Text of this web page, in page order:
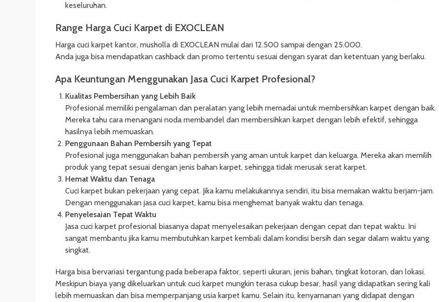
keseluruhan.
Range Harga Cuci Karpet di EXOCLEAN
Harga cuci karpet kantor, musholla di EXOCLEAN mulai dari 12.500 sampai dengan 25.000.
Anda juga bisa mendapatkan cashback dan promo tertentu sesuai dengan syarat dan ketentuan yang berlaku.
Apa Keuntungan Menggunakan Jasa Cuci Karpet Profesional?
Kualitas Pembersihan yang Lebih Baik
Profesional memiliki pengalaman dan peralatan yang lebih memadai untuk membersihkan karpet dengan baik.
Mereka tahu cara menangani noda membandel dan membersihkan karpet dengan lebih efektif, sehingga
hasilnya lebih memuaskan.
Penggunaan Bahan Pembersih yang Tepat
Profesional juga menggunakan bahan pembersih yang aman untuk karpet dan keluarga. Mereka akan memilih
produk yang tepat sesuai dengan jenis bahan karpet, sehingga tidak merusak serat karpet.
Hemat Waktu dan Tenaga
Cuci karpet bukan pekerjaan yang cepat. Jika kamu melakukannya sendiri, itu bisa memakan waktu berjam-jam.
Dengan menggunakan jasa cuci karpet, kamu bisa menghemat banyak waktu dan tenaga.
Penyelesaian Tepat Waktu
Jasa cuci karpet profesional biasanya dapat menyelesaikan pekerjaan dengan cepat dan tepat waktu. Ini
sangat membantu jika kamu membutuhkan karpet kembali dalam kondisi bersih dan segar dalam waktu yang
singkat.
Harga bisa bervariasi tergantung pada beberapa faktor, seperti ukuran, jenis bahan, tingkat kotoran, dan lokasi.
Meskipun biaya yang dikeluarkan untuk cuci karpet mungkin terasa cukup besar, hasil yang didapatkan sering kali
lebih memuaskan dan bisa memperpanjang usia karpet kamu. Selain itu, kenyamanan yang didapat dengan